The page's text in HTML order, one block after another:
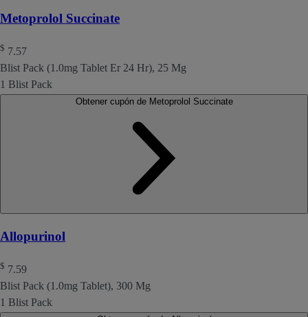
Metoprolol Succinate
$ 7.57
Blist Pack (1.0mg Tablet Er 24 Hr), 25 Mg
1 Blist Pack
Obtener cupón de Metoprolol Succinate
Allopurinol
$ 7.59
Blist Pack (1.0mg Tablet), 300 Mg
1 Blist Pack